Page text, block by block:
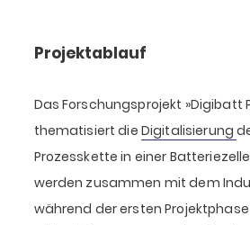
Projektablauf
Das Forschungsprojekt »Digibatt
thematisiert die Digitalisierung
Prozesskette in einer
werden zusammen mit dem
während der ersten Projektphase